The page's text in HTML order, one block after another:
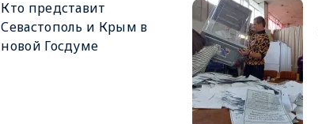
Кто представит
Севастополь и Крым в
новой Госдуме